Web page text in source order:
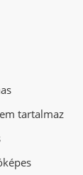
tartalmaz